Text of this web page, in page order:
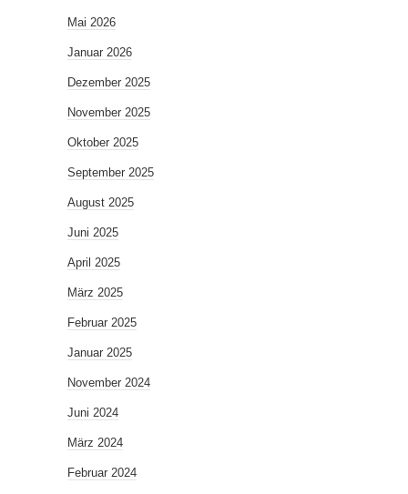
Mai 2026
Januar 2026
Dezember 2025
November 2025
Oktober 2025
September 2025
August 2025
Juni 2025
April 2025
März 2025
Februar 2025
Januar 2025
November 2024
Juni 2024
März 2024
Februar 2024